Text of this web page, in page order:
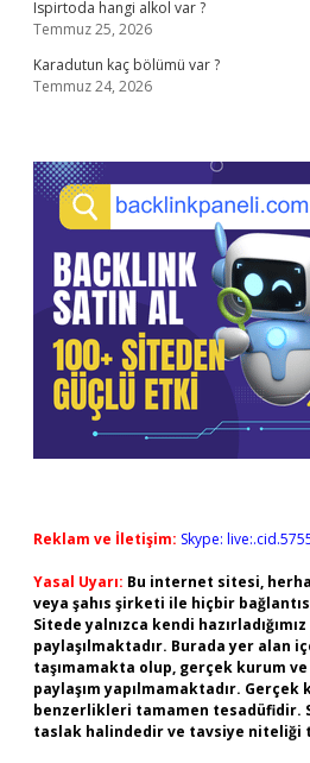
Ispirtoda hangi alkol var ?
Temmuz 25, 2026
Karadutun kaç bölümü var ?
Temmuz 24, 2026
Reklam ve İletişim: Skype:
Yasal Uyarı: Bu internet sitesi,
veya şahıs şirketi ile hiçbir
Sitede yalnızca kendi
paylaşılmaktadır. Burada yer alan
taşımamakta olup, gerçek kurum
paylaşım yapılmamaktadır.
benzerlikleri tamamen tesadüfidir.
taslak halindedir ve tavsiye niteliği